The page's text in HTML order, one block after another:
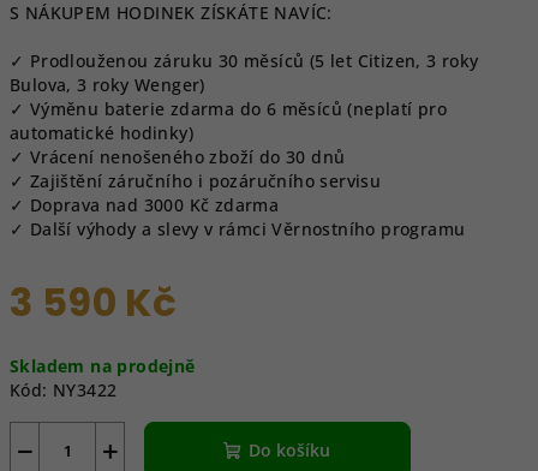
S NÁKUPEM HODINEK ZÍSKÁTE NAVÍC:
✓ Prodlouženou záruku 30 měsíců (5 let Citizen, 3 roky
Bulova, 3 roky Wenger)
✓ Výměnu baterie zdarma do 6 měsíců (neplatí pro
automatické hodinky)
✓ Vrácení nenošeného zboží do 30 dnů
✓ Zajištění záručního i pozáručního servisu
✓ Doprava nad 3000 Kč zdarma
✓ Další výhody a slevy v rámci Věrnostního programu
3 590 Kč
cena:
Skladem na prodejně
Kód: NY3422
+
− Do košíku